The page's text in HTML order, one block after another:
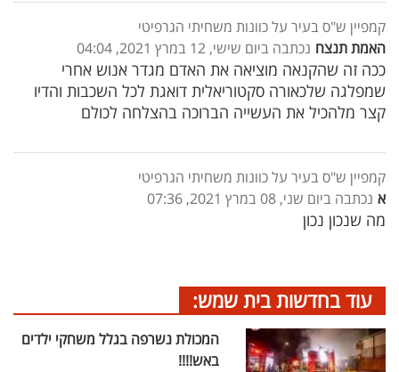
קמפיין ש"ס בעיר על כוונות משחיתי הגרפיטי
האמת תנצח נכתבה ביום שישי, 12 במרץ 2021, 04:04
ככה זה שהקנאה מוציאה את האדם מגדר אנוש אחרי
שמפלגה שלכאורה סקטוריאלית דואגת לכל השכבות והדיו
קצר מלהכיל את העשייה הברוכה בהצלחה לכולם
קמפיין ש"ס בעיר על כוונות משחיתי הגרפיטי
א נכתבה ביום שני, 08 במרץ 2021, 07:36
מה שנכון נכון
עוד בחדשות בית שמש:
המכולת נשרפה בגלל משחקי ילדים
באש!!!!